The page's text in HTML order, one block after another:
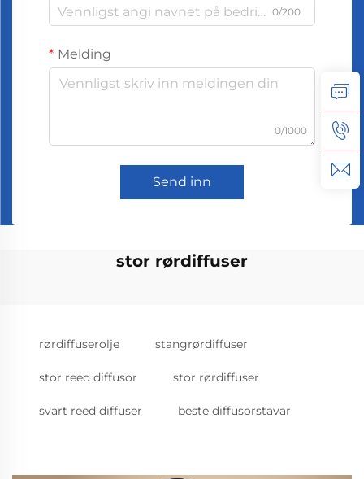
0/200
Melding
0/1000
Send inn
stor rørdiffuser
rørdiffuserolje stangrørdiffuser
stor reed diffusor stor rørdiffuser
svart reed diffuser beste diffusorstavar